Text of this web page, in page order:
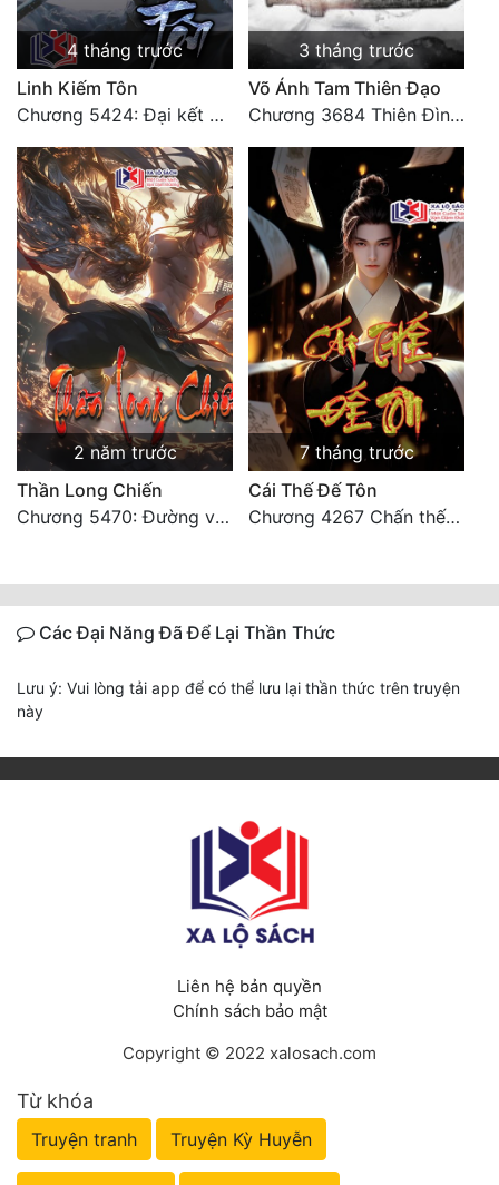
Điềm Đạm
4 tháng trước
Linh Kiếm Tôn
Chương 5424: Đại kết cục (Hạ)
3 tháng trước
Võ Ánh Tam Thiên Đạo
Chương 3684 Thiên Đình vun trồng
2 năm trước
Thần Long Chiến
Chương 5470: Đường về nhà! 【 Đại kết cục 】
7 tháng trước
Cái Thế Đế Tôn
Chương 4267 Chấn thế thiên quan (đại kết cục)
Các Đại Năng Đã Để Lại Thần Thức
Lưu ý: Vui lòng tải app để có thể lưu lại thần thức trên truyện
này
Liên hệ bản quyền
Chính sách bảo mật
Copyright © 2022 xalosach.com
Từ khóa
Truyện tranh Truyện Kỳ Huyễn